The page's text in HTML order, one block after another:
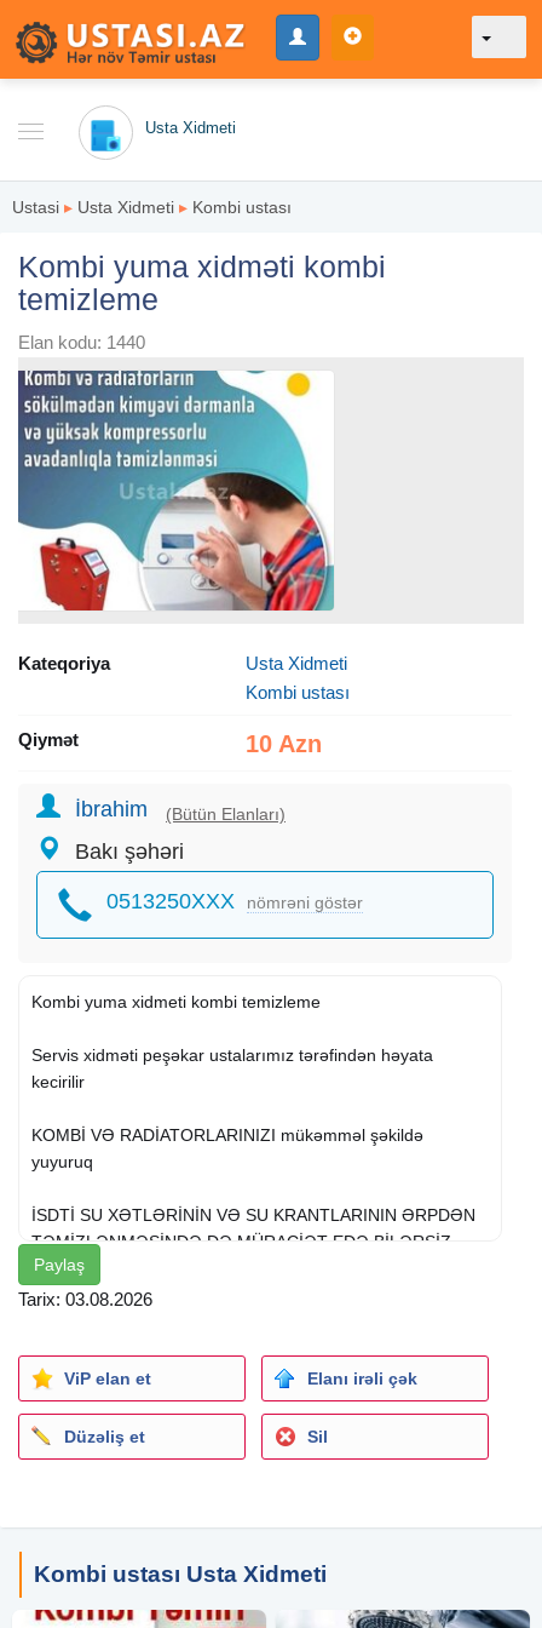
Usta Xidmeti
Ustasi ▸ Usta Xidmeti ▸ Kombi ustası
Kombi yuma xidməti kombi
temizleme
Elan kodu: 1440
Kateqoriya
Usta Xidmeti
Kombi ustası
Qiymət 10 Azn
İbrahim (Bütün Elanları)
Bakı şəhəri
0513250XXX nömrəni göstər
Kombi yuma xidmeti kombi temizleme
Servis xidməti peşəkar ustalarımız tərəfindən həyata
kecirilir
KOMBİ VƏ RADİATORLARINIZI mükəmməl şəkildə
yuyuruq
İSDTİ SU XƏTLƏRİNİN VƏ SU KRANTLARININ ƏRPDƏN
TƏMİZLƏNMƏSİNDƏ DƏ MÜRACİƏT EDƏ BİLƏRSİZ.
KOMBİ -60 MANAT
YERDƏN İSİTMƏ -10 MANAT
BOYLER - 120 MANAT
ELEKTİRİK su qızdırıcı- 50 MANAT
Su boruları və istilik sistemi borularında görünməyən
yerlərdə yaranan problemi V18 PLUS avadanlığı vasitəsi
ilə su sızıntı nöktəsini təyin edib yaranmış problemi aradan
Paylaş
Tarix: 03.08.2026
ViP elan et Elanı irəli çək
Düzəliş et Sil
Kombi ustası Usta Xidmeti